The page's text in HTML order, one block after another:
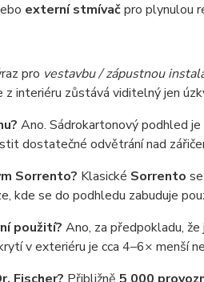
externí stmívačpro plynulou
pro vestavbu / zápustnou
interiéru zůstává viditelný jen
Ano. Sádrokartonový podhled
dostatečné odvětrání nad
Sorrento? Klasické Sorrento
kde se do podhledu zabuduje
použití? Ano, za předpokladu,
v exteriéru je cca 4–6× menší